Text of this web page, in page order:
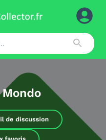
Mondo
de discussion